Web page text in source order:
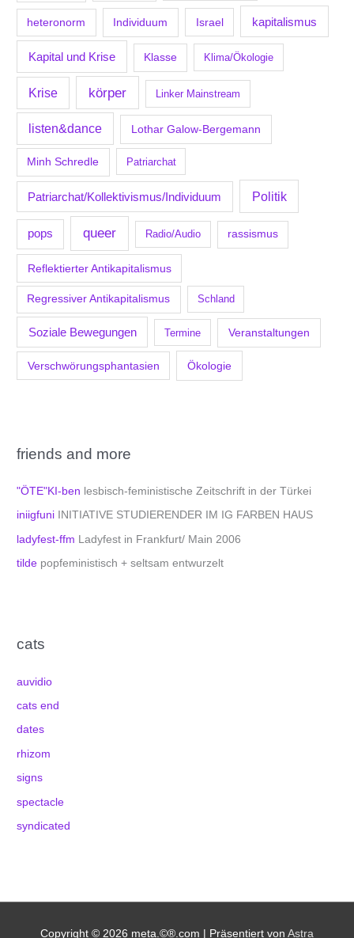
heteronorm Individuum Israel kapitalismus
Kapital und Krise Klasse Klima/Ökologie
Krise körper Linker Mainstream
listen&dance Lothar Galow-Bergemann
Minh Schredle Patriarchat
Patriarchat/Kollektivismus/Individuum Politik
pops queer Radio/Audio rassismus
Reflektierter Antikapitalismus
Regressiver Antikapitalismus Schland
Soziale Bewegungen Termine Veranstaltungen
Verschwörungsphantasien Ökologie
friends and more
"ÖTE"KI-ben lesbisch-feministische Zeitschrift in der Türkei
iniigfuni INITIATIVE STUDIERENDER IM IG FARBEN HAUS
ladyfest-ffm Ladyfest in Frankfurt/ Main 2006
tilde popfeministisch + seltsam entwurzelt
cats
auvidio
cats end
dates
rhizom
signs
spectacle
syndicated
Copyright © 2026 meta.©®.com | Präsentiert von Astra